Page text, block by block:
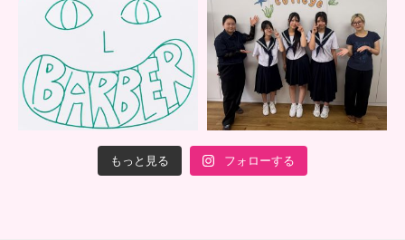
もっと見る フォローする